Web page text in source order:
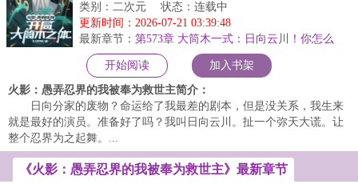
类别：二次元
状态：连载中
更新时间：2026-07-21 03:39:48
最新章节： 第573章 大筒木一式：日向云川！你怎么
敢？！！
开始阅读
加入书架
火影：愚弄忍界的我被奉为救世主简介：
日向分家的废物？命运给了我最差的剧本，但是没关系，我生来
就是最好的演员。准备好了吗？我叫日向云川。扯一个弥天大谎。让
整个忍界为之起舞。...
《火影：愚弄忍界的我被奉为救世主》最新章节